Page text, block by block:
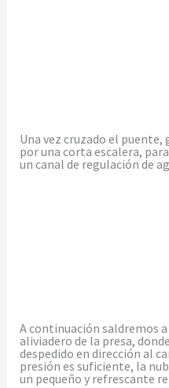
Una vez cruzado el puente,
por una corta escalera,
un canal de regulación de
A continuación saldremos
aliviadero de la presa,
despedido en dirección al
presión es suficiente, la
un pequeño y refrescante